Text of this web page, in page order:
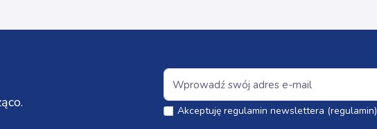
Akceptuję regulamin newslettera (regulamin)